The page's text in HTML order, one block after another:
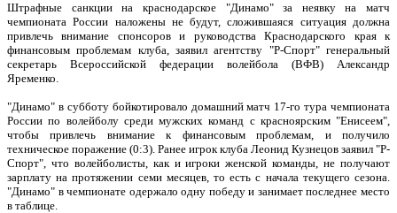
Штрафные санкции на краснодарское "Динамо" за неявку на матч
чемпионата России наложены не будут, сложившаяся ситуация должна
привлечь внимание спонсоров и руководства Краснодарского края к
финансовым проблемам клуба, заявил агентству "Р-Спорт" генеральный
секретарь Всероссийской федерации волейбола (ВФВ) Александр
Яременко.
"Динамо" в субботу бойкотировало домашний матч 17-го тура чемпионата
России по волейболу среди мужских команд с красноярским "Енисеем",
чтобы привлечь внимание к финансовым проблемам, и получило
техническое поражение (0:3). Ранее игрок клуба Леонид Кузнецов заявил "Р-
Спорт", что волейболисты, как и игроки женской команды, не получают
зарплату на протяжении семи месяцев, то есть с начала текущего сезона.
"Динамо" в чемпионате одержало одну победу и занимает последнее место
в таблице.